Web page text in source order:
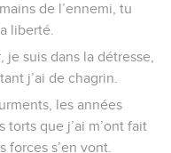
de joie, tu m’as ôté mon
un habit de fête.
pas de célébrer ta
Dieu, je te louerai
autorisation. Pour vous procurer